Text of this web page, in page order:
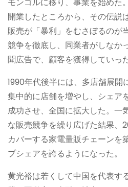
開業したところから、その伝説
販売が「暴利」をむさぼるのが
競争を徹底し、同業者がしなか
聞広告で、顧客を獲得していった
1990年代後半には、多店舗展開
集中的に店舗を増やし、シェア
成功させ、全国に拡大した。一
な販売競争を繰り広げた結果、
カバーする家電量販チェーンを
プシェアを誇るようになった。
黄光裕は若くして中国を代表す